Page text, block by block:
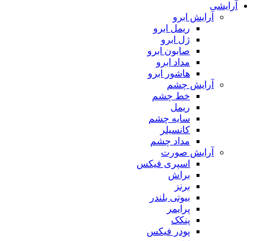
آرایشی
آرایش ابرو
ریمل ابرو
ژل ابرو
صابون ابرو
مداد ابرو
هاشور ابرو
آرایش چشم
خط چشم
ریمل
سایه چشم
کانسیلر
مداد چشم
آرایش صورت
اسپری فیکس
براش
برنز
بیوتی بلندر
پرایمر
پنکک
پودر فیکس